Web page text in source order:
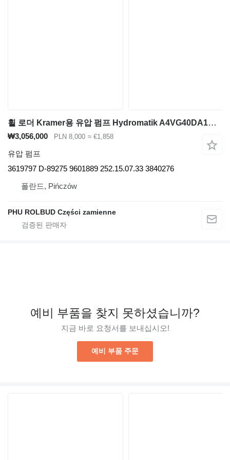
휠 로더 Kramer용 유압 펌프 Hydromatik A4VG40DA1D4 3619797
₩3,056,000 PLN 8,000 ≈ €1,858
유압 펌프
3619797 D-89275 9601889 252.15.07.33 3840276
폴란드, Pińczów
PHU ROLBUD Części zamienne
예비 부품을 찾지 못하셨습니까?
지금 바로 요청서를 보내십시오!
예비 부품 주문